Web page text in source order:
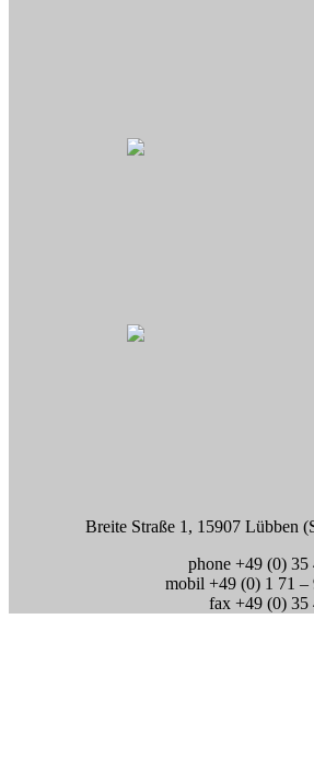
Breite Straße 1, 15907 Lübben
phone +49 (0) 35
mobil +49 (0) 1 71 –
fax +49 (0) 35